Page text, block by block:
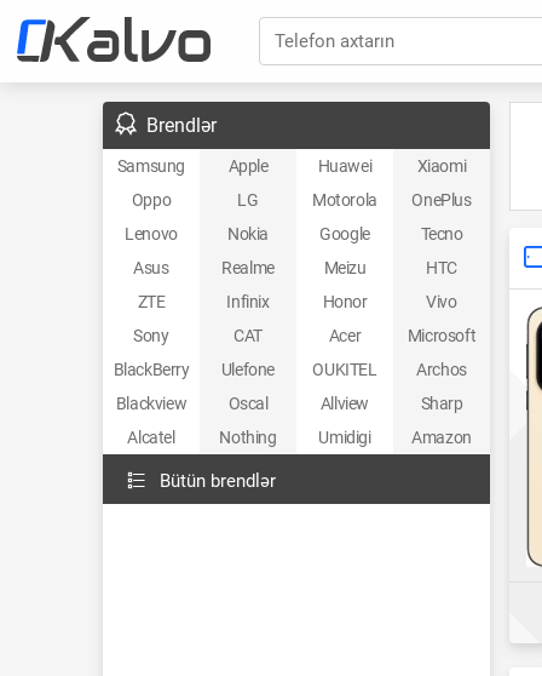
Telefon axtarın
Brendlər
Samsung Apple Huawei
Xiaomi
Oppo
LG Motorola
OnePlus
Lenovo
Nokia Google
Tecno
Asus
Realme Meizu
HTC
ZTE
Infinix Honor
Vivo
Sony
CAT Acer
Microsoft
BlackBerry
Ulefone OUKITEL
Archos
Blackview
Oscal Allview
Sharp
Alcatel
Nothing Umidigi Amazon
Bütün brendlər